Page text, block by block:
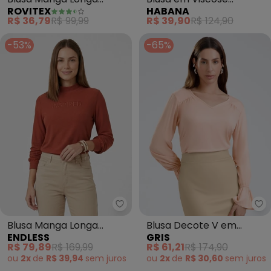
Feminina (Laranja)
ROVITEX
R$ 36,79R$ 99,99
(Laranja)
HABANA
R$ 39,90R$ 124,90
-53%
Endless - Blusa Manga Longa
Blusa Manga Longa
Viscose (Laranja)
ENDLESS
R$ 79,89R$ 169,99
ou 2x de R$ 39,94 sem juros
-65%
Blusa Decote V em
Viscose (Laranja)
GRIS
R$ 61,21R$ 174,90
ou 2x de R$ 30,60 sem juros